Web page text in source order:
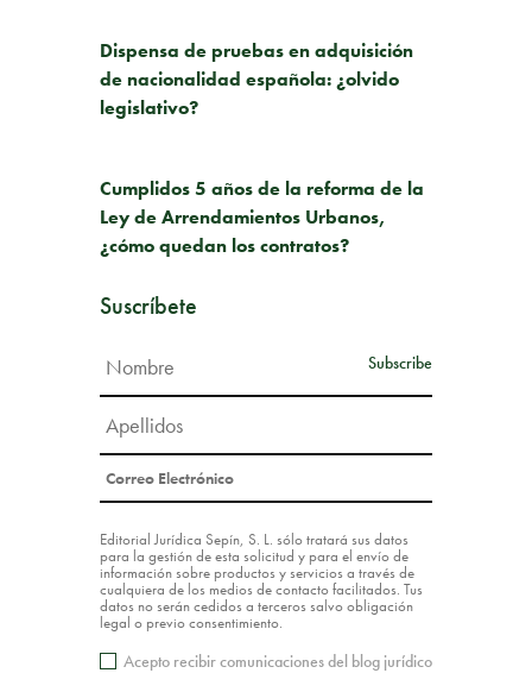
Dispensa de pruebas en adquisición
de nacionalidad española: ¿olvido
legislativo?
Cumplidos 5 años de la reforma de la
Ley de Arrendamientos Urbanos,
¿cómo quedan los contratos?
Suscríbete
Editorial Jurídica Sepín, S. L. sólo tratará sus datos
para la gestión de esta solicitud y para el envío de
información sobre productos y servicios a través de
cualquiera de los medios de contacto facilitados. Tus
datos no serán cedidos a terceros salvo obligación
legal o previo consentimiento.
Acepto recibir comunicaciones del blog jurídico